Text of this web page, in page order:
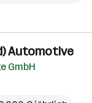
Automotive
GmbH